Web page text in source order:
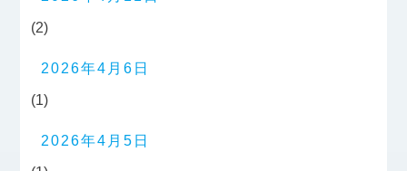
(2)
2026年4月6日
(1)
2026年4月5日